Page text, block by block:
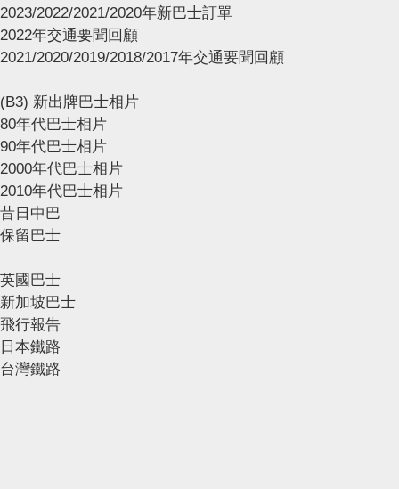
2023/2022/2021/2020年新巴士訂單
2022年交通要聞回顧
2021/2020/2019/2018/2017年交通要聞回顧
(B3) 新出牌巴士相片
80年代巴士相片
90年代巴士相片
2000年代巴士相片
2010年代巴士相片
昔日中巴
保留巴士
英國巴士
新加坡巴士
飛行報告
日本鐵路
台灣鐵路